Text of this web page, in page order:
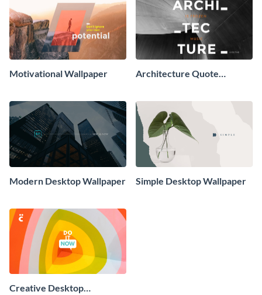
Motivational Wallpaper
Architecture Quote
Modern Desktop Wallpaper Simple Desktop Wallpaper
Creative Desktop